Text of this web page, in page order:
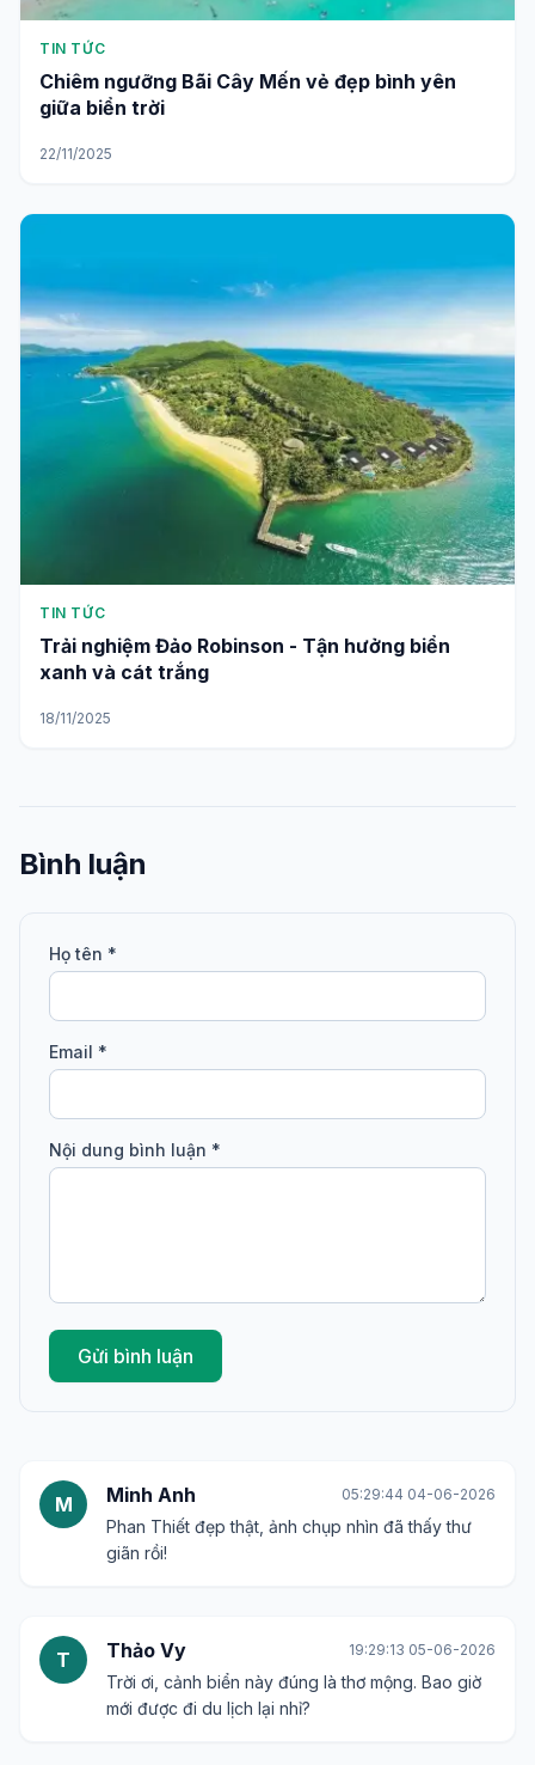
TIN TỨC
Chiêm ngưỡng Bãi Cây Mến vẻ đẹp bình yên
giữa biển trời
22/11/2025
TIN TỨC
Trải nghiệm Đảo Robinson - Tận hưởng biển
xanh và cát trắng
18/11/2025
Bình luận
Họ tên *
Email *
Nội dung bình luận *
Gửi bình luận
M Minh Anh 05:29:44 04-06-2026
Phan Thiết đẹp thật, ảnh chụp nhìn đã thấy thư
giãn rồi!
T Thảo Vy 19:29:13 05-06-2026
Trời ơi, cảnh biển này đúng là thơ mộng. Bao giờ
mới được đi du lịch lại nhỉ?